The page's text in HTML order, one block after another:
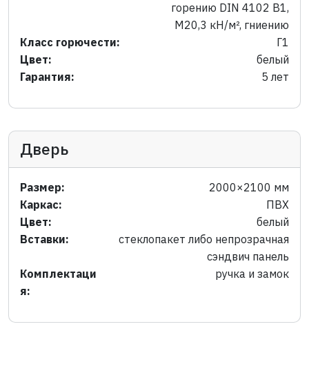
горению DIN 4102 B1,
M20,3 кН/м², гниению
Класс горючести:
Г1
Цвет:
белый
Гарантия:
5 лет
Дверь
Размер:
2000×2100 мм
Каркас:
ПВХ
Цвет:
белый
Вставки:
стеклопакет либо непрозрачная
сэндвич панель
Комплектаци
я:
ручка и замок